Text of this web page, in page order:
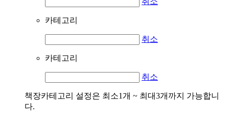
카테고리
취소
카테고리
취소
책장카테고리 설정은 최소1개 ~ 최대3개까지 가능합니
다.